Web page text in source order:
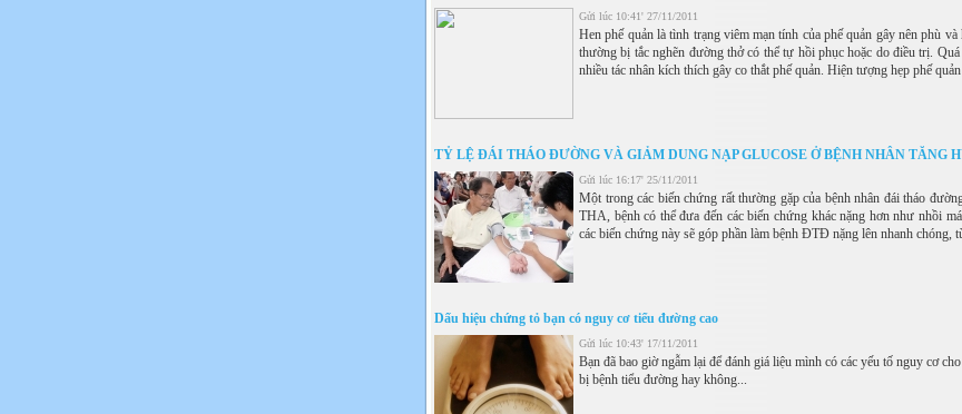
Gửi lúc 10:41' 27/11/2011
Hen phế quản là tình trạng viêm mạn tính của phế quản gây nên phù
thường bị tắc nghẽn đường thở có thể tự hồi phục hoặc do điều trị.
nhiều tác nhân kích thích gây co thắt phế quản. Hiện tượng hẹp phế
TỶ LỆ ĐÁI THÁO ĐƯỜNG VÀ GIẢM DUNG NẠP GLUCOSE Ở BỆNH NHÂN TĂNG
Gửi lúc 16:17' 25/11/2011
Một trong các biến chứng rất thường gặp của bệnh nhân đái tháo
THA, bệnh có thể đưa đến các biến chứng khác nặng hơn như nhồi
các biến chứng này sẽ góp phần làm bệnh ÐTÐ nặng lên nhanh chóng,
Dấu hiệu chứng tỏ bạn có nguy cơ tiểu đường cao
Gửi lúc 10:43' 17/11/2011
Bạn đã bao giờ ngẫm lại để đánh giá liệu mình có các yếu tố nguy cơ
bị bệnh tiểu đường hay không...